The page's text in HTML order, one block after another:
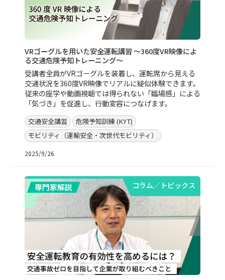
VRゴーグルを用いた安全運転講習 ～360度VR映像によ
る交通危険予知トレーニング～
受講者全員がVRゴーグルを装着し、運転席から見える
交通状況を360度VR映像でリアルに疑似体験できます。
従来の座学や動画視聴では得られない「臨場感」による
「気づき」を促進し、行動変容につなげます。
交通安全講習
危険予知訓練 (KYT)
モビリティ（運輸安全・次世代モビリティ）
2025/9/26
コラム／トピックス